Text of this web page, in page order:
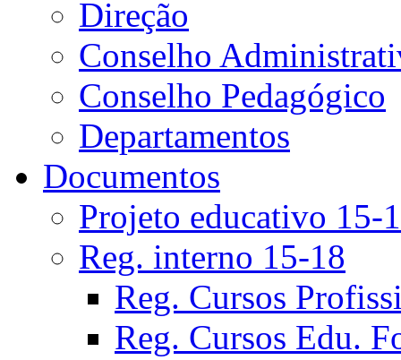
Direção
Conselho
Conselho Pedagógico
Departamentos
Documentos
Projeto educativo 15-
Reg. interno 15-18
Reg. Cursos
Reg. Cursos Edu.